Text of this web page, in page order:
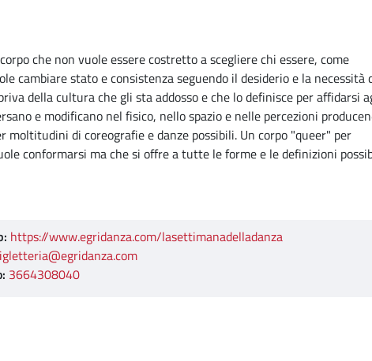
che non vuole essere costretto a scegliere chi essere, come
cambiare stato e consistenza seguendo il desiderio e la necessità
della cultura che gli sta addosso e che lo definisce per affidarsi
e modificano nel fisico, nello spazio e nelle percezioni
di coreografie e danze possibili. Un corpo "queer" per
conformarsi ma che si offre a tutte le forme e le definizioni
https://www.egridanza.com/lasettimanadelladanza
3664308040